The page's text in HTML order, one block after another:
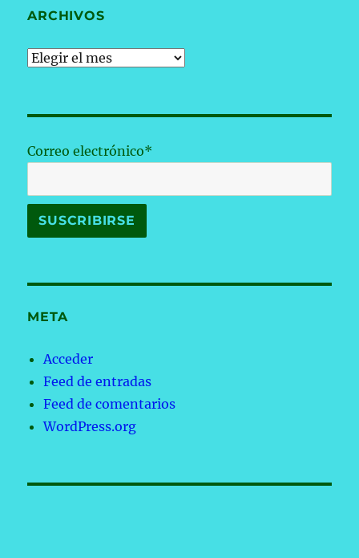
ARCHIVOS
Archivos
Correo electrónico*
META
Acceder
Feed de entradas
Feed de comentarios
WordPress.org